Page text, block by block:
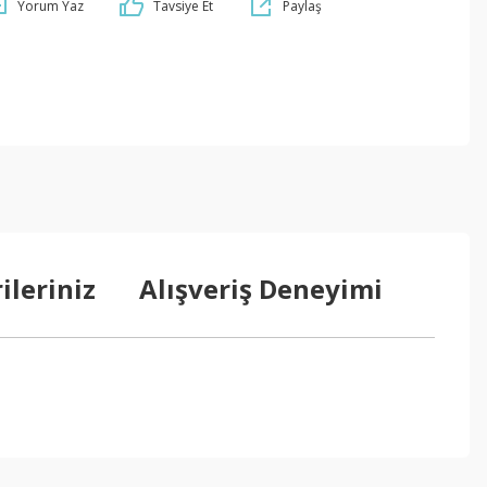
Yorum Yaz Tavsiye Et Paylaş
Alışveriş Deneyimi